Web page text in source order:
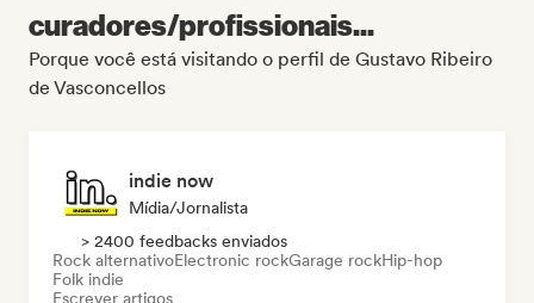
curadores/profissionais...
Porque você está visitando o perfil de Gustavo Ribeiro
de Vasconcellos
indie now
Mídia/Jornalista
> 2400 feedbacks enviados
Rock alternativoElectronic rockGarage rockHip-hop
Folk indie
Escrever artigos